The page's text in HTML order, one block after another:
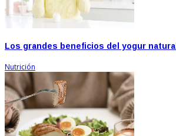
Los grandes beneficios del yogur natural
Nutrición